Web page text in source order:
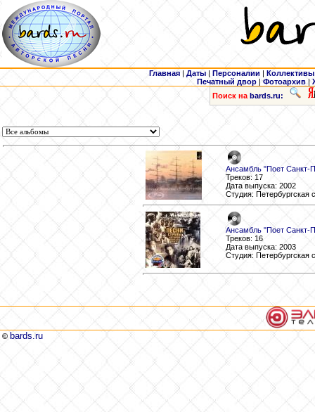
Главная | Даты | Персоналии | Коллективы
Печатный двор |Фотоархив |
Поиск на bards.ru:
Ансамбль "Поет Санкт-
Треков: 17
Дата выпуска: 2002
Студия: Петербургская
Ансамбль "Поет Санкт-
Треков: 16
Дата выпуска: 2003
Студия: Петербургская
© bards.ru